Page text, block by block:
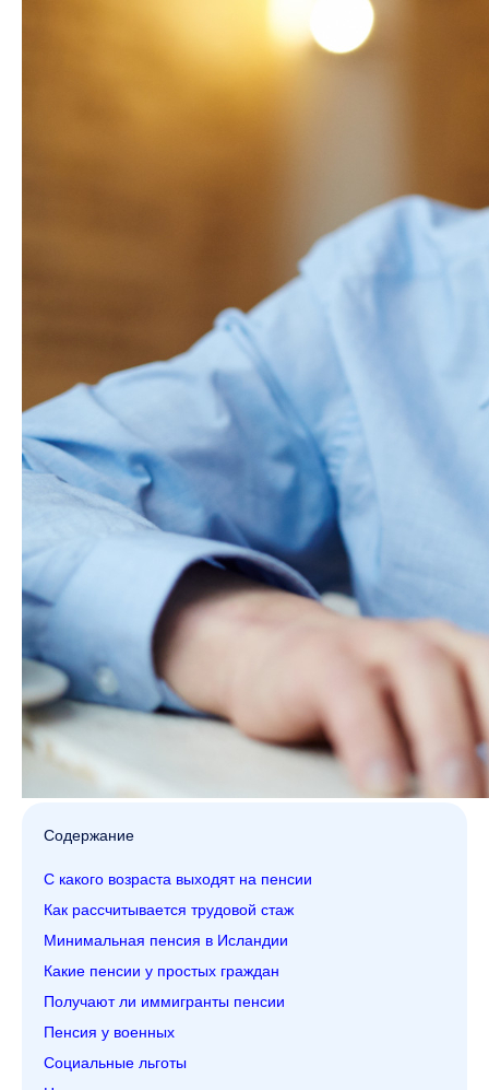
Содержание
С какого возраста выходят на пенсии
Как рассчитывается трудовой стаж
Минимальная пенсия в Исландии
Какие пенсии у простых граждан
Получают ли иммигранты пенсии
Пенсия у военных
Социальные льготы